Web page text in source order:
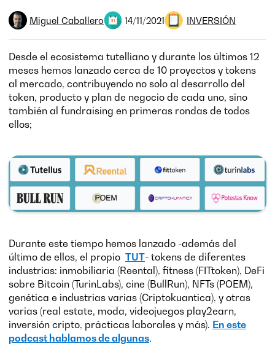
Miguel Caballero 14/11/2021 INVERSIÓN
Desde el ecosistema tutelliano y durante los últimos 12
meses hemos lanzado cerca de 10 proyectos y tokens
al mercado, contribuyendo no solo al desarrollo del
token, producto y plan de negocio de cada uno, sino
también al fundraising en primeras rondas de todos
ellos;
Durante este tiempo hemos lanzado -además del
último de ellos, el propio TUT- tokens de diferentes
industrias: inmobiliaria (Reental), fitness (FITtoken), DeFi
sobre Bitcoin (TurinLabs), cine (BullRun), NFTs (POEM),
genética e industrias varias (Criptokuantica), y otras
varias (real estate, moda, videojuegos play2earn,
inversión cripto, prácticas laborales y más). En este
podcast hablamos de algunas.